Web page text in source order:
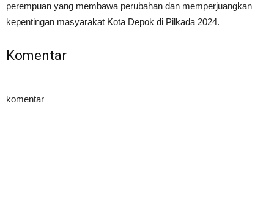
perempuan yang membawa perubahan dan memperjuangkan
kepentingan masyarakat Kota Depok di Pilkada 2024.
Komentar
komentar